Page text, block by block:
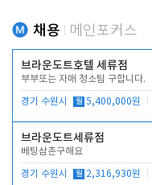
채용 메인포커스
브라운도트호텔 세류점
부부또는 자매 청소팀 구합니다.
경기 수원시 월 5,400,000원
브라운도트세류점
베팅삼촌구해요
경기 수원시 월 2,316,930원